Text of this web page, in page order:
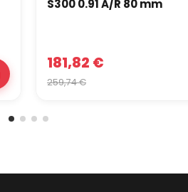
S300 0.91 A/R 80 mm
181,82 €
259,74 €